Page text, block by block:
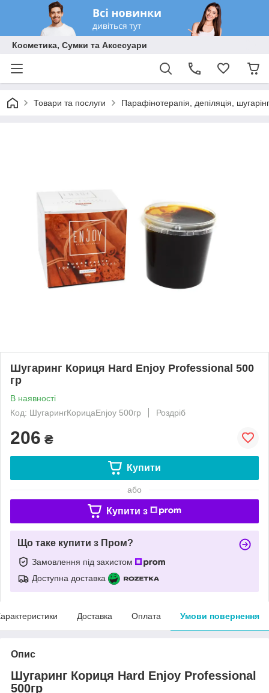
Косметика, Сумки та Аксесуари
Товари та послуги Парафінотерапія, депіляція, шугарінг
Шугаринг Кориця Hard Enjoy Professional 500
гр
В наявності
Код: ШугарингКорицаEnjoy 500гр
Роздріб
206 ₴
Купити
або
Купити з
Що таке купити з Пром?
Замовлення під захистом
Доступна доставка
Доставка Оплата Умови повернення
Опис
Шугаринг Кориця Hard Enjoy Professional
500гр